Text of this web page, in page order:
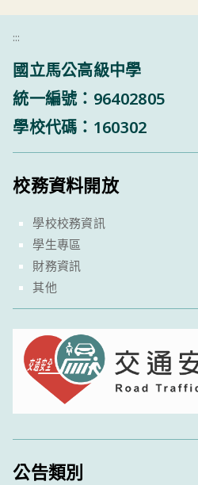
:::
國立馬公高級中學
統一編號：96402805
學校代碼：160302
校務資料開放
學校校務資訊
學生專區
財務資訊
其他
公告類別